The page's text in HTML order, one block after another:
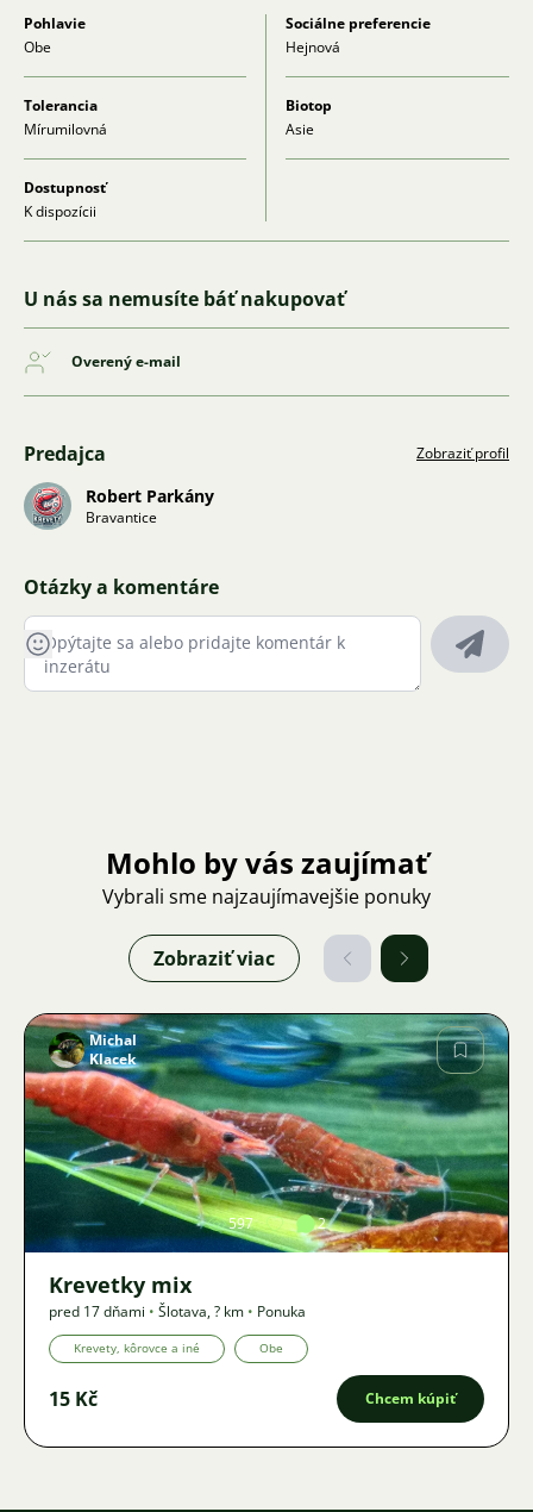
Pohlavie
Obe
Sociálne preferencie
Hejnová
Tolerancia
Mírumilovná
Biotop
Asie
Dostupnosť
K dispozícii
U nás sa nemusíte báť nakupovať
Overený e-mail
Predajca Zobraziť profil
Robert Parkány
Bravantice
Otázky a komentáre
Mohlo by vás zaujímať
Vybrali sme najzaujímavejšie ponuky
Zobraziť viac
Obrázok
Michal
Klacek
597 2
Krevetky mix
pred 17 dňami • Šlotava,? km • Ponuka
Krevety, kôrovce a iné Obe
15 Kč Chcem kúpiť